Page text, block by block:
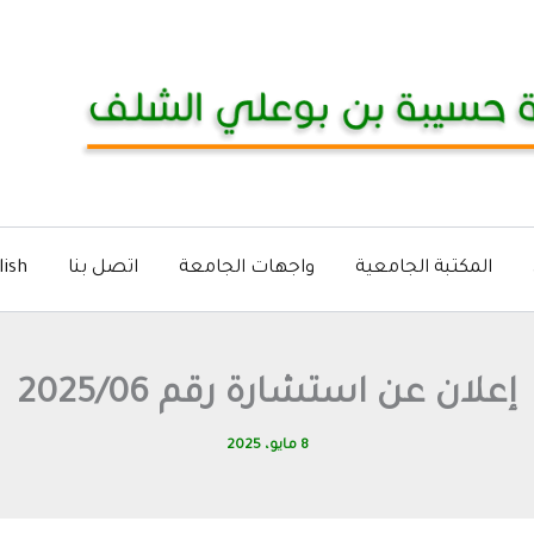
المكتبة الجامعية واجهات الجامعة اتصل بنا
إعلان عن استشارة رقم 2025/06
8 مايو، 2025